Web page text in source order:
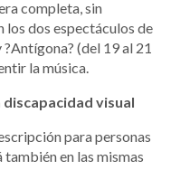
completa, sin
los dos espectáculos de
(del 19 al 21
la música.
visual
para personas
en las mismas